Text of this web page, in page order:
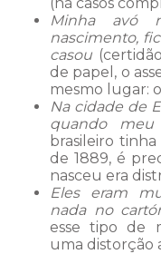
Minha avó
nascimento,
casou
de papel, o
mesmo lugar:
Na cidade de
quando meu
brasileiro
de 1889, é
nasceu era
Eles eram
nada no
esse tipo de
uma distorção